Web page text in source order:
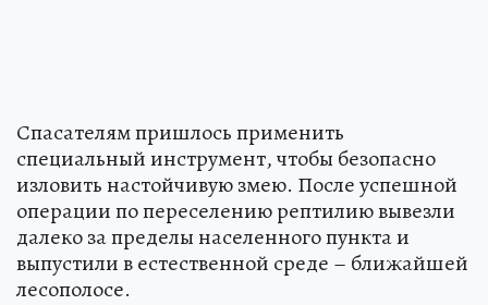
Спасателям пришлось применить
специальный инструмент, чтобы безопасно
изловить настойчивую змею. После успешной
операции по переселению рептилию вывезли
далеко за пределы населенного пункта и
выпустили в естественной среде – ближайшей
лесополосе.